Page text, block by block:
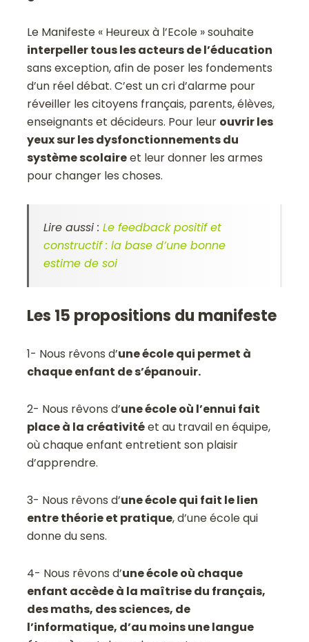
Le Manifeste « Heureux à l’Ecole » souhaite
interpeller tous les acteurs de l’éducation
sans exception, afin de poser les fondements
d’un réel débat. C’est un cri d’alarme pour
réveiller les citoyens français, parents, élèves,
enseignants et décideurs. Pour leur ouvrir les
yeux sur les dysfonctionnements du
système scolaireet leur donner les armes
pour changer les choses.
Lire aussi :Le feedback positif et
constructif : la base d’une bonne
estime de soi
Les 15 propositions du manifeste
1- Nous rêvons d’une école qui permet à
chaque enfant de s’épanouir.
2- Nous rêvons d’une école où l’ennui fait
place à la créativitéet au travail en équipe,
où chaque enfant entretient son plaisir
d’apprendre.
3- Nous rêvons d’une école qui fait le lien
entre théorie et pratique, d’une école qui
donne du sens.
4- Nous rêvons d’une école où chaque
enfant accède à la maîtrise du français,
des maths, des sciences, de
l’informatique, d’au moins une langue